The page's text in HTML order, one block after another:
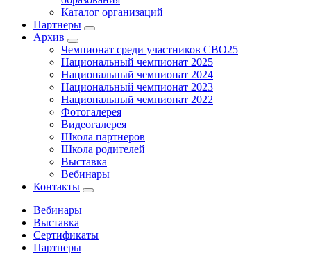
Каталог организаций
Партнеры
Архив
Чемпионат среди участников СВО25
Национальный чемпионат 2025
Национальный чемпионат 2024
Национальный чемпионат 2023
Национальный чемпионат 2022
Фотогалерея
Видеогалерея
Школа партнеров
Школа родителей
Выставка
Вебинары
Контакты
Вебинары
Выставка
Сертификаты
Партнеры